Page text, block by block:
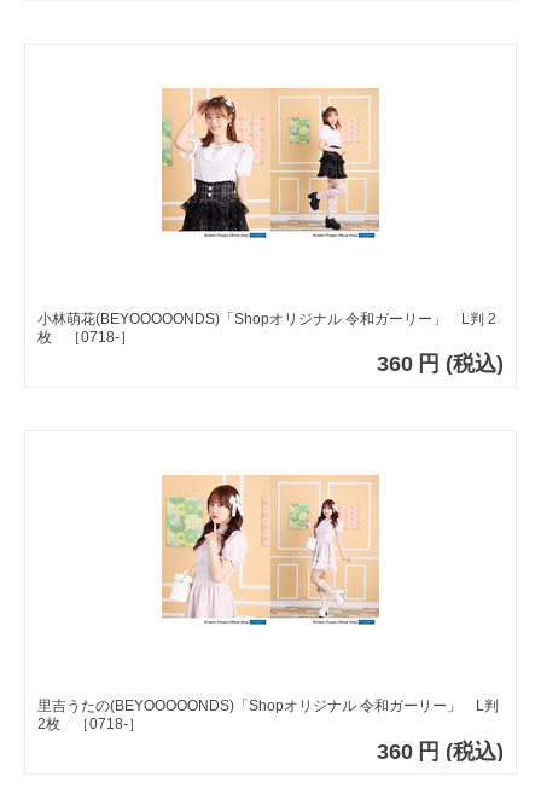
小林萌花(BEYOOOOONDS)「Shopオリジナル 令和ガーリー」 L判 2
枚 ［0718-］
360 円 (税込)
里吉うたの(BEYOOOOONDS)「Shopオリジナル 令和ガーリー」 L判
2枚 ［0718-］
360 円 (税込)